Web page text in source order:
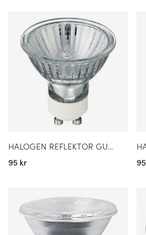
REFLEKTORLAMPOR
I vårt breda sortiment hittar du
och teknologier, inklusive LED och
en lampa för dekorativ belysning
arbetsbelysning har vi det du
Välj reflektorlampor för
funktion, design och
HALOGEN REFLEKTOR GU10 20W
95 kr